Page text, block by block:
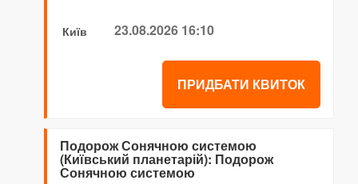
Київ 23.08.2026 16:10
ПРИДБАТИ КВИТОК
Подорож Сонячною системою
(Київський планетарій): Подорож
Сонячною системою